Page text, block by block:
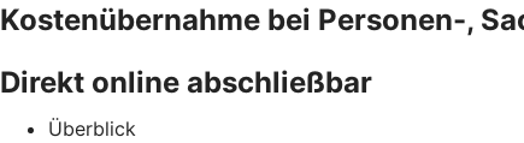
Kostenübernahme bei Personen-,
Direkt online abschließbar
Überblick